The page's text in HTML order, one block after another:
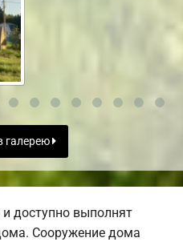
галерею
доступно выполнят
Сооружение дома